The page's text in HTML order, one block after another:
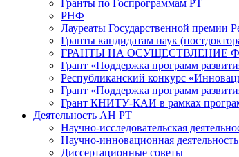
Гранты по Госпрограммам РТ
РНФ
Лауреаты Государственной премии
Гранты кандидатам наук
ГРАНТЫ НА ОСУЩЕСТВЛЕНИЕ
Грант «Поддержка программ
Республиканский конкурс
Грант «Поддержка программ
Грант КНИТУ-КАИ в рамках
Деятельность АН РТ
Научно-исследовательская
Научно-инновационная деятельность
Диссертационные советы